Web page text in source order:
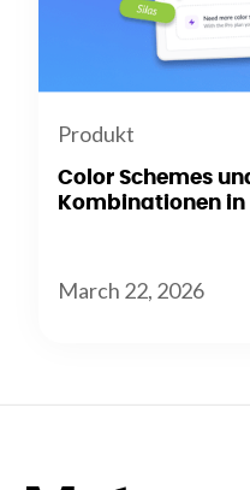
Produkt
Color Schemes
Kombinationen in
March 22, 2026